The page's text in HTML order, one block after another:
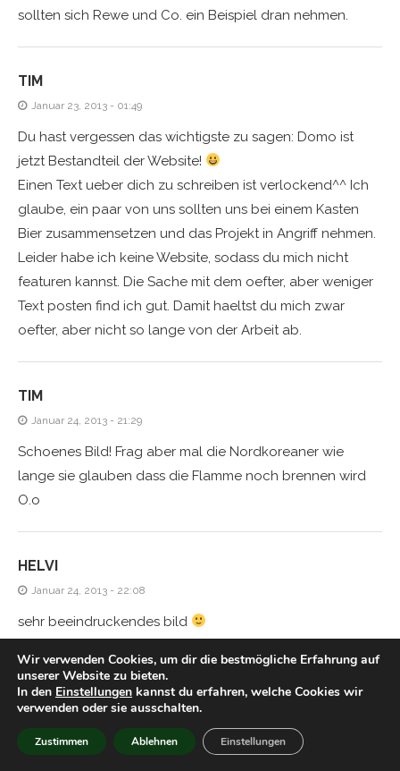
sollten sich Rewe und Co. ein Beispiel dran nehmen.
TIM
Januar 23, 2013 - 01:49
Du hast vergessen das wichtigste zu sagen: Domo ist
jetzt Bestandteil der Website!
Einen Text ueber dich zu schreiben ist verlockend^^ Ich
glaube, ein paar von uns sollten uns bei einem Kasten
Bier zusammensetzen und das Projekt in Angriff nehmen.
Leider habe ich keine Website, sodass du mich nicht
featuren kannst. Die Sache mit dem oefter, aber weniger
Text posten find ich gut. Damit haeltst du mich zwar
oefter, aber nicht so lange von der Arbeit ab.
TIM
Januar 24, 2013 - 21:29
Schoenes Bild! Frag aber mal die Nordkoreaner wie
lange sie glauben dass die Flamme noch brennen wird
O.o
HELVI
Januar 24, 2013 - 22:08
sehr beeindruckendes bild
TIM
Januar 25, 2013 - 20:53
Geil! Sieht zwar aus wie Tempos die man beim Waschen
Wir verwenden Cookies, um dir die bestmögliche Erfahrung auf
unserer Website zu bieten.
In den Einstellungen kannst du erfahren, welche Cookies wir
verwenden oder sie ausschalten.
Zustimmen Ablehnen Einstellungen